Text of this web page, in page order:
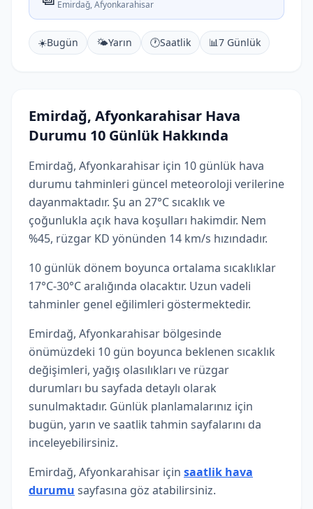
Emirdağ, Afyonkarahisar
☀️Bugün 🌤️Yarın 🕐Saatlik 📊7 Günlük
Emirdağ, Afyonkarahisar Hava
Durumu 10 Günlük Hakkında
Emirdağ, Afyonkarahisar için 10 günlük hava
durumu tahminleri güncel meteoroloji verilerine
dayanmaktadır. Şu an 27°C sıcaklık ve
çoğunlukla açık hava koşulları hakimdir. Nem
%45, rüzgar KD yönünden 14 km/s hızındadır.
10 günlük dönem boyunca ortalama sıcaklıklar
17°C-30°C aralığında olacaktır. Uzun vadeli
tahminler genel eğilimleri göstermektedir.
Emirdağ, Afyonkarahisar bölgesinde
önümüzdeki 10 gün boyunca beklenen sıcaklık
değişimleri, yağış olasılıkları ve rüzgar
durumları bu sayfada detaylı olarak
sunulmaktadır. Günlük planlamalarınız için
bugün, yarın ve saatlik tahmin sayfalarını da
inceleyebilirsiniz.
Emirdağ, Afyonkarahisar için saatlik hava
durumu sayfasına göz atabilirsiniz.